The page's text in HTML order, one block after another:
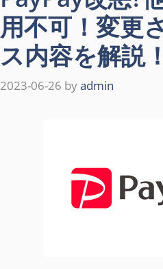
用不可！変更
ス内容を解説！
2023-06-26 byadmin